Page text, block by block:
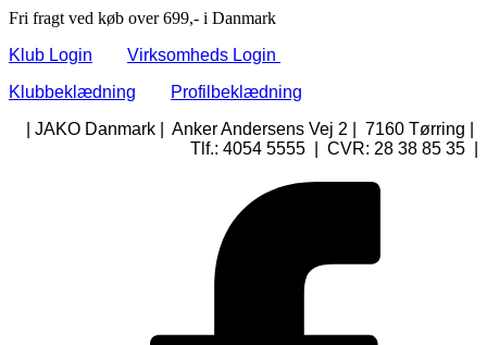
Fri fragt ved køb over 699,- i Danmark
Klub Login
Virksomheds Login
Klubbeklædning
Profilbeklædning
| JAKO Danmark | Anker Andersens Vej 2 | 7160 Tørring |
Tlf.: 4054 5555 | CVR: 28 38 85 35 |